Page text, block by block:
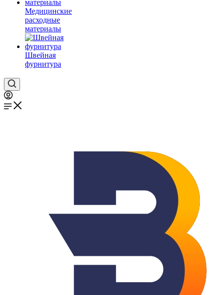
Медицинские
расходные
материалы
Швейная
фурнитура